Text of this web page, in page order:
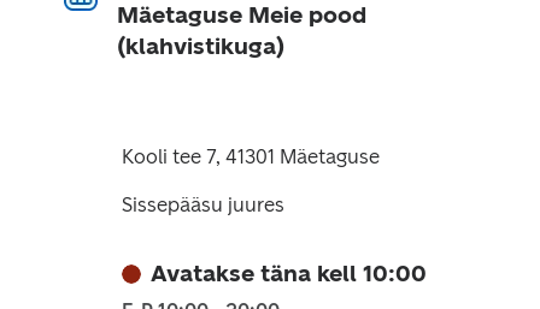
Mäetaguse Meie pood
(klahvistikuga)
Kooli tee 7, 41301 Mäetaguse
Sissepääsu juures
Avatakse täna kell 10:00